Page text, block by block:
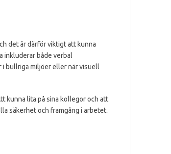
det är därför viktigt att kunna
inkluderar både verbal
i bullriga miljöer eller när visuell
kunna lita på sina kollegor och att
säkerhet och framgång i arbetet.